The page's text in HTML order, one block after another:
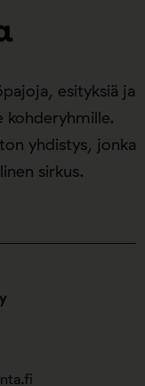
esityksiä ja
kohderyhmille.
yhdistys, jonka
sirkus.